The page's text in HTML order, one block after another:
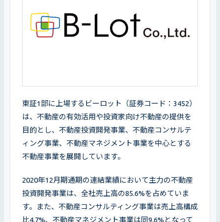
東証1部に上場するビーロット（証券コード：3452）
は、不動産の有効活用や投資家向け不動産の提供を
目的とし、不動産投資開発事業、不動産コンサルテ
ィング事業、不動産マネジメント事業を中心とする
不動産事業を展開しています。
2020年12月期通期の連結業績において主力の不動産
投資開発事業は、全社売上高の85.6%を占めていま
す。また、不動産コンサルティング事業は売上高構成
比4.7%、不動産マネジメント事業は同9.6%となって